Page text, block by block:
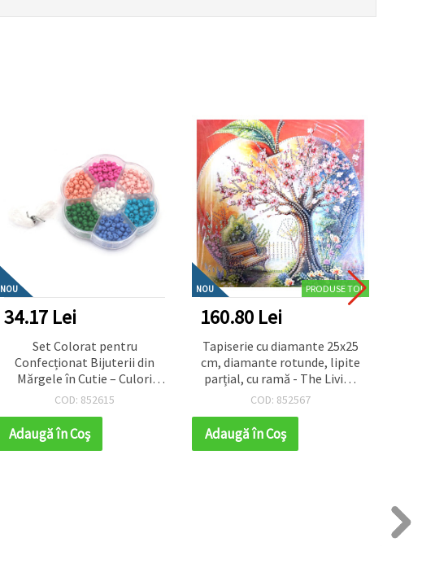
NOU
34.17 Lei
Set Colorat pentru
Confecționat Bijuterii din
Mărgele în Cutie – Culori
Mixte (Asortate) – Perfect
Creative, Hobby & DIY
Bijuterii
COD: 852615
Adaugă în Coş
NOU PRODUSE TOP
160.80 Lei
Tapiserie cu diamante 25x25
cm, diamante rotunde, lipite
parțial, cu ramă - The Living
Tree YY82
COD: 852567
Adaugă în Coş